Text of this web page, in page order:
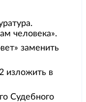
человека».
заменить
изложить в
Судебного